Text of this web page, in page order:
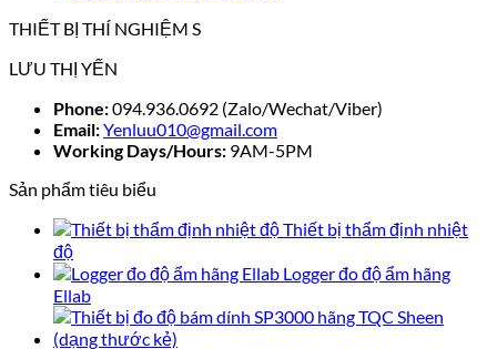
THIẾT BỊ THÍ NGHIỆM S
LƯU THỊ YẾN
Phone:094.936.0692 (Zalo/Wechat/Viber)
Email:Yenluu010@gmail.com
Working Days/Hours: 9AM-5PM
Sản phẩm tiêu biểu
Thiết bị thẩm định nhiệt
độ
Logger đo độ ẩm hãng
Ellab